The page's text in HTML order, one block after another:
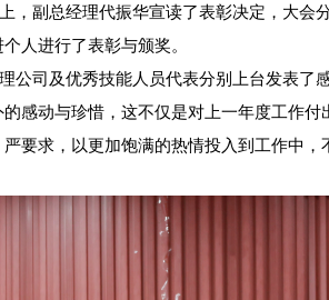
，副总经理代振华宣读了表彰决定，大会
人进行了表彰与颁奖。
公司及优秀技能人员代表分别上台发表了
感动与珍惜，这不仅是对上一年度工作
要求，以更加饱满的热情投入到工作中